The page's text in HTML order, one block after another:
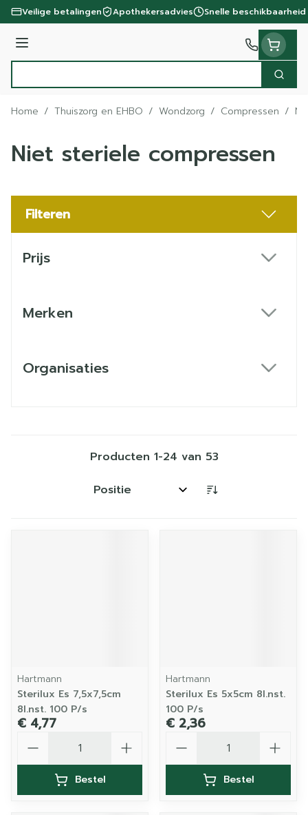
Ga naar de inhoud
Veilige betalingen Apothekersadvies Snelle beschikbaarheid
Menu
Zoek
Home / Thuiszorg en EHBO / Wondzorg / Compressen /
Niet steriele compressen
Filteren
Prijs
Merken
Organisaties
Producten 1-24 van 53
Sorteer op:
Hartmann
Sterilux Es 7,5x7,5cm
8l.nst. 100 P/s
€ 4,77
Bestel
Hartmann
Sterilux Es 5x5cm 8l.nst.
100 P/s
€ 2,36
Bestel